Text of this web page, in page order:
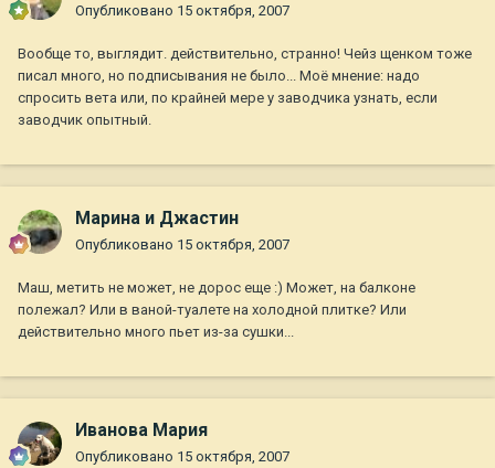
Опубликовано 15 октября, 2007
Вообще то, выглядит. действительно, странно! Чейз щенком тоже
писал много, но подписывания не было... Моё мнение: надо
спросить вета или, по крайней мере у заводчика узнать, если
заводчик опытный.
Марина и Джастин
Опубликовано 15 октября, 2007
Маш, метить не может, не дорос еще :) Может, на балконе
полежал? Или в ваной-туалете на холодной плитке? Или
действительно много пьет из-за сушки...
Иванова Мария
Опубликовано 15 октября, 2007